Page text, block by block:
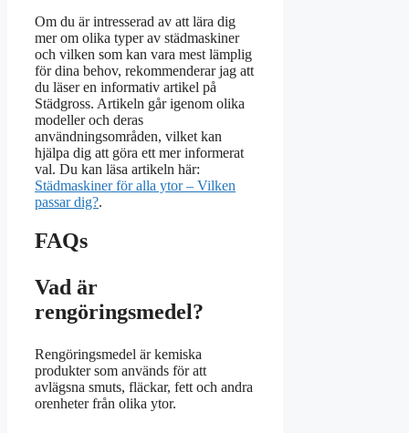
Om du är intresserad av att lära dig
mer om olika typer av städmaskiner
och vilken som kan vara mest lämplig
för dina behov, rekommenderar jag att
du läser en informativ artikel på
Städgross. Artikeln går igenom olika
modeller och deras
användningsområden, vilket kan
hjälpa dig att göra ett mer informerat
val. Du kan läsa artikeln här:
Städmaskiner för alla ytor – Vilken
passar dig?.
FAQs
Vad är
rengöringsmedel?
Rengöringsmedel är kemiska
produkter som används för att
avlägsna smuts, fläckar, fett och andra
orenheter från olika ytor.